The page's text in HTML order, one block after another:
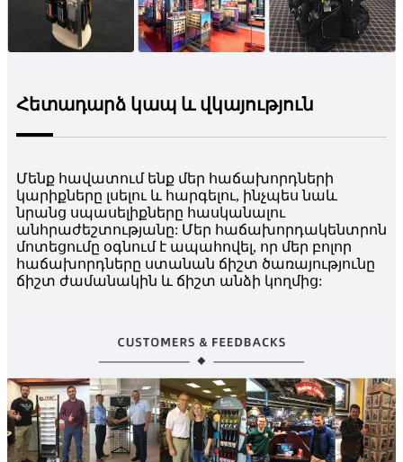
Հետադարձ կապ և վկայություն
Մենք հավատում ենք մեր հաճախորդների
կարիքները լսելու և հարգելու, ինչպես նաև
նրանց սպասելիքները հասկանալու
անհրաժեշտությանը: Մեր հաճախորդակենտրոն
մոտեցումը օգնում է ապահովել, որ մեր բոլոր
հաճախորդները ստանան ճիշտ ծառայությունը
ճիշտ ժամանակին և ճիշտ անձի կողմից: